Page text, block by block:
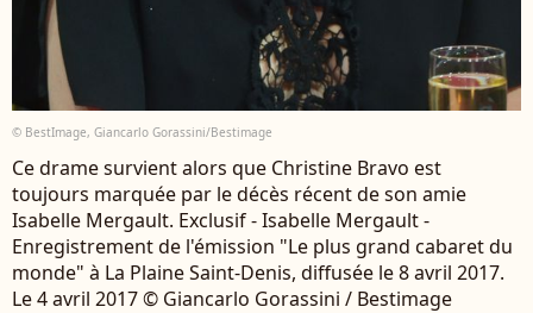
© BestImage, Giancarlo Gorassini/Bestimage
Ce drame survient alors que Christine Bravo est
toujours marquée par le décès récent de son amie
Isabelle Mergault. Exclusif - Isabelle Mergault -
Enregistrement de l'émission "Le plus grand cabaret du
monde" à La Plaine Saint-Denis, diffusée le 8 avril 2017.
Le 4 avril 2017 © Giancarlo Gorassini / Bestimage